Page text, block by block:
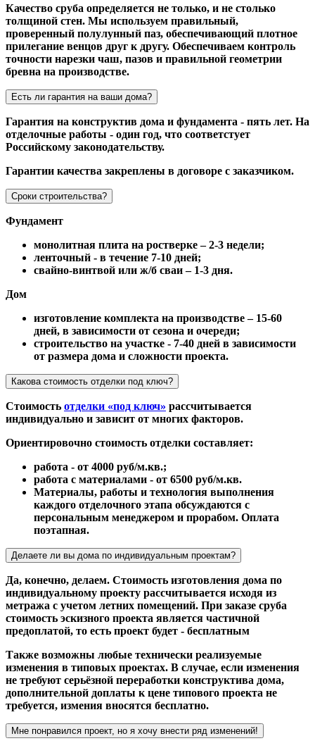
Качество сруба определяется не только, и не столько
толщиной стен. Мы используем правильный,
проверенный полулунный паз, обеспечивающий плотное
прилегание венцов друг к другу. Обеспечиваем контроль
точности нарезки чаш, пазов и правильной геометрии
бревна на производстве.
Есть ли гарантия на ваши дома?
Гарантия на конструктив дома и фундамента - пять лет. На
отделочные работы - один год, что соответстует
Российскому законодательству.
Гарантии качества закреплены в договоре с заказчиком.
Сроки строительства?
Фундамент
монолитная плита на ростверке – 2-3 недели;
ленточный - в течение 7-10 дней;
свайно-винтвой или ж/б сваи – 1-3 дня.
Дом
изготовление комплекта на производстве – 15-60
дней, в зависимости от сезона и очереди;
строительство на участке - 7-40 дней в зависимости
от размера дома и сложности проекта.
Какова стоимость отделки под ключ?
Стоимость отделки «под ключ» рассчитывается
индивидуально и зависит от многих факторов.
Ориентировочно стоимость отделки составляет:
работа - от 4000 руб/м.кв.;
работа с материалами - от 6500 руб/м.кв.
Материалы, работы и технология выполнения
каждого отделочного этапа обсуждаются с
персональным менеджером и прорабом. Оплата
поэтапная.
Делаете ли вы дома по индивидуальным проектам?
Да, конечно, делаем. Стоимость изготовления дома по
индивидуальному проекту рассчитывается исходя из
метража с учетом летних помещений. При заказе сруба
стоимость эскизного проекта является частичной
предоплатой, то есть проект будет - бесплатным
Также возможны любые технически реализуемые
изменения в типовых проектах. В случае, если изменения
не требуют серьёзной переработки конструктива дома,
дополнительной доплаты к цене типового проекта не
требуется, измения вносятся бесплатно.
Мне понравился проект, но я хочу внести ряд изменений!